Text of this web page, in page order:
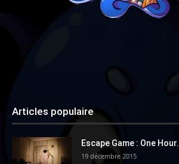
Articles populaire
Escape Game : One Hour.
19 décembre 2015